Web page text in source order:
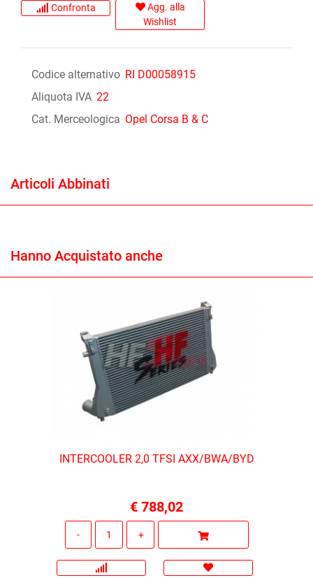
Confronta
Agg. alla
Wishlist
Codice alternativo RI D00058915
Aliquota IVA 22
Cat. Merceologica Opel Corsa B & C
Articoli Abbinati
Hanno Acquistato anche
INTERCOOLER 2,0 TFSI AXX/BWA/BYD
€ 788,02